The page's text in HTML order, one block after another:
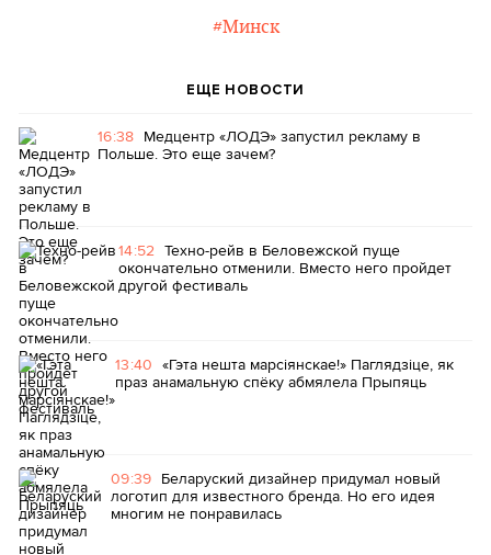
#Минск
ЕЩЕ НОВОСТИ
16:38 Медцентр «ЛОДЭ» запустил рекламу в
Польше. Это еще зачем?
14:52 Техно-рейв в Беловежской пуще
окончательно отменили. Вместо него пройдет
другой фестиваль
13:40 «Гэта нешта марсіянскае!» Паглядзіце, як
праз анамальную спёку абмялела Прыпяць
09:39 Беларуский дизайнер придумал новый
логотип для известного бренда. Но его идея
многим не понравилась